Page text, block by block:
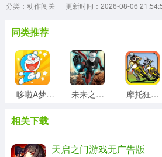
分类：动作闯关
更新时间：2026-08-06
同类推荐
哆啦A梦快跑大冒险官方正版 未来之翼英雄来袭安卓免费版 摩托狂飙游戏官方版
变形金刚地球之战原版 代号JUMP安卓直装版
相关下载
天启之门游戏无广告版